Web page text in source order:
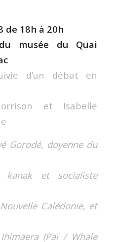
de 18h à 20h
musée du Quai
d’un débat en
et Isabelle
Gorodé, doyenne du
kanak et socialiste
Calédonie, et
(Paï / Whale